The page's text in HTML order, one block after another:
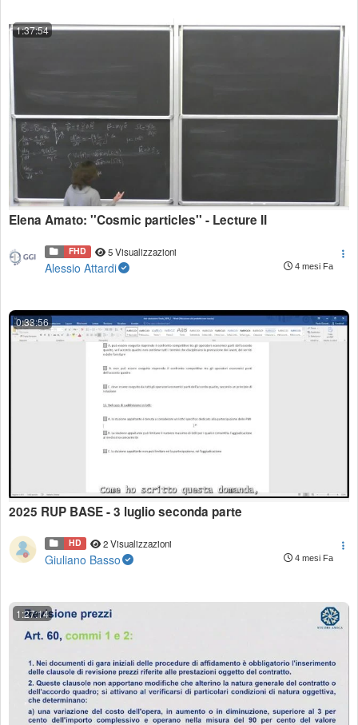
1:37:54
Elena Amato: ''Cosmic particles'' - Lecture II
FHD 5 Visualizzazioni
Alessio Attardi 4 mesi Fa
0:33:56
2025 RUP BASE - 3 luglio seconda parte
HD 2 Visualizzazioni
Giuliano Basso 4 mesi Fa
1:27:14